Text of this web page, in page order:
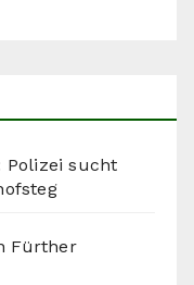
Polizei sucht
Fürther